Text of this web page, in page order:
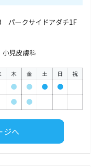
パークサイドアダチ1F
小児皮膚科
木 金 土 日 祝
● ● ●
●
● ●
ジへ